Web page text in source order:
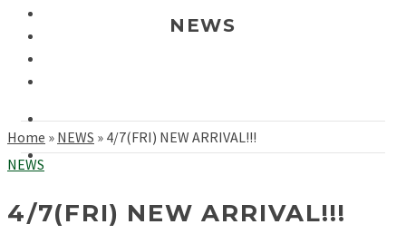
NEWS
Home » NEWS » 4/7(FRI) NEW ARRIVAL!!!
NEWS
4/7(FRI) NEW ARRIVAL!!!